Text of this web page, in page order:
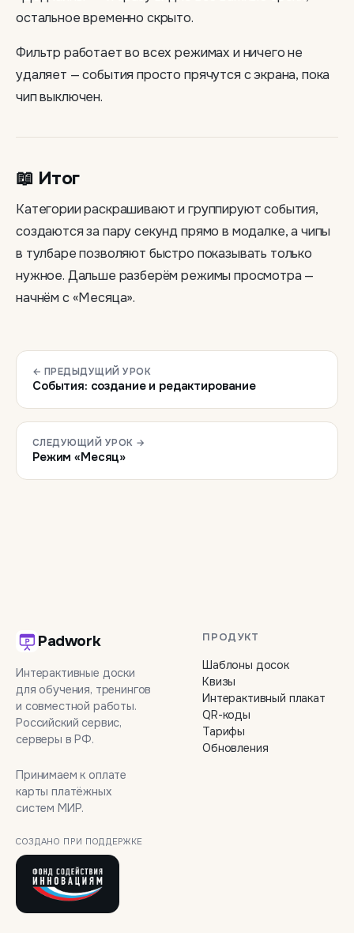
остальное временно скрыто.
Фильтр работает во всех режимах и ничего не
удаляет — события просто прячутся с экрана, пока
чип выключен.
📖 Итог
Категории раскрашивают и группируют события,
создаются за пару секунд прямо в модалке, а чипы
в тулбаре позволяют быстро показывать только
нужное. Дальше разберём режимы просмотра —
начнём с «Месяца».
← ПРЕДЫДУЩИЙ УРОК
События: создание и редактирование
СЛЕДУЮЩИЙ УРОК →
Режим «Месяц»
Padwork
Интерактивные доски
для обучения, тренингов
и совместной работы.
Российский сервис,
серверы в РФ.
Принимаем к оплате
карты платёжных
систем МИР.
СОЗДАНО ПРИ ПОДДЕРЖКЕ
ПРОДУКТ
Шаблоны досок
Квизы
Интерактивный плакат
QR-коды
Тарифы
Обновления